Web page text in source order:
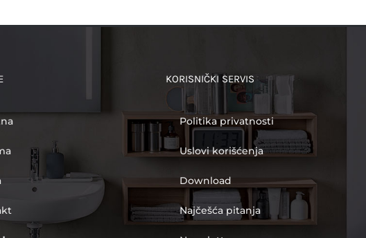
KORISNIČKI SERVIS
Politika privatnosti
Uslovi korišćenja
Download
Najčešća pitanja